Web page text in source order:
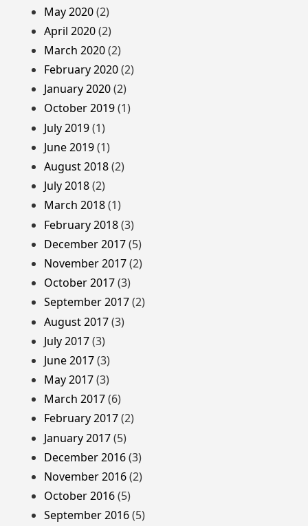
May 2020(2)
April 2020(2)
March 2020(2)
February 2020(2)
January 2020(2)
October 2019(1)
July 2019(1)
June 2019(1)
August 2018(2)
July 2018(2)
March 2018(1)
February 2018(3)
December 2017(5)
November 2017(2)
October 2017(3)
September 2017(2)
August 2017(3)
July 2017(3)
June 2017(3)
May 2017(3)
March 2017(6)
February 2017(2)
January 2017(5)
December 2016(3)
November 2016(2)
October 2016(5)
September 2016(5)